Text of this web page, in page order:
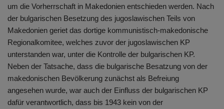
um die Vorherrschaft in Makedonien entschieden werden. Nach
der bulgarischen Besetzung des jugoslawischen Teils von
Makedonien geriet das dortige kommunistisch-makedonische
Regionalkomitee, welches zuvor der jugoslawischen KP
unterstanden war, unter die Kontrolle der bulgarischen KP.
Neben der Tatsache, dass die bulgarische Besatzung von der
makedonischen Bevölkerung zunächst als Befreiung
angesehen wurde, war auch der Einfluss der bulgarischen KP
dafür verantwortlich, dass bis 1943 kein von der